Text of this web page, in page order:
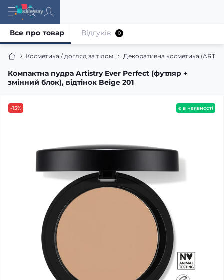
Косметика / догляд за тілом Декоративна косметика
Компактна пудра Artistry Ever Perfect (футляр +
змінний блок), відтінок Beige 201
Все про товар Відгуків 0
-15% є в наявності